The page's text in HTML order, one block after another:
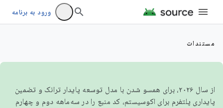
ورود به برنامه
مستندات
از سال ۲۰۲۶، برای همسو شدن با مدل توسعه پایدار ترانک و تضمین
پایداری پلتفرم برای اکوسیستم، کد منبع را در سه‌ماهه دوم و چهارم